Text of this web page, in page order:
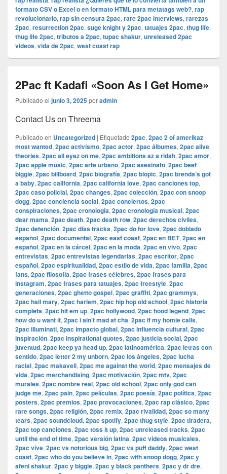
formato CSV o Excel o en formato HTML para metatags web?, rap
revolucionario, rap sin censura 2pac, rare 2pac interviews, rarezas
2pac, resurrection 2pac, suge knight y 2pac, tatuajes 2pac, thug life,
thug life 2pac, tributos a 2pac, tupac shakur, unreleased 2pac
videos, vida de 2pac, west coast rap
2Pac ft Kadafi «Soon As I Get Home»
Publicado el junio 3, 2025poradmin
Contact Us on Threema
Publicado en Uncategorized | Etiquetado 2pac, 2pac 2 of amerikaz
most wanted, 2pac activismo, 2pac actor, 2pac álbumes, 2pac alive
theories, 2pac all eyez on me, 2pac ambitions az a ridah, 2pac amor,
2pac apple music, 2pac arte urbano, 2pac asesinato, 2pac beef
biggie, 2pac billboard, 2pac biografía, 2pac biopic, 2pac brenda’s got
a baby, 2pac california, 2pac california love, 2pac canciones top,
2pac caso policial, 2pac changes, 2pac colección, 2pac con snoop
dogg, 2pac conciencia social, 2pac conciertos, 2pac
conspiraciones, 2pac cronología, 2pac cronología musical, 2pac
dear mama, 2pac death, 2pac death row, 2pac derechos civiles,
2pac detención, 2pac diss tracks, 2pac do for love, 2pac doblado
español, 2pac documental, 2pac east coast, 2pac en BET, 2pac en
español, 2pac en la cárcel, 2pac en la moda, 2pac en vivo, 2pac
entrevistas, 2pac entrevistas legendarias, 2pac escritor, 2pac
español, 2pac espiritualidad, 2pac estilo de vida, 2pac familia, 2pac
fans, 2pac filosofía, 2pac frases célebres, 2pac frases para
instagram, 2pac frases para tatuajes, 2pac freestyle, 2pac
generaciones, 2pac ghetto gospel, 2pac graffiti, 2pac grammys,
2pac hail mary, 2pac harlem, 2pac hip hop old school, 2pac historia
completa, 2pac hit em up, 2pac hollywood, 2pac hood legend, 2pac
how do u want it, 2pac i ain’t mad at cha, 2pac if my homie calls,
2pac illuminati, 2pac impacto global, 2pac influencia cultural, 2pac
inspiración, 2pac inspirational quotes, 2pac justicia social, 2pac
juventud, 2pac keep ya head up, 2pac latinoamérica, 2pac letras con
sentido, 2pac letter 2 my unborn, 2pac los ángeles, 2pac lucha
racial, 2pac makaveli, 2pac me against the world, 2pac mensajes de
vida, 2pac merchandising, 2pac motivación, 2pac mtv, 2pac
murales, 2pac nombre real, 2pac old school, 2pac only god can
judge me, 2pac pain, 2pac películas, 2pac poesía, 2pac política, 2pac
posters, 2pac premios, 2pac provocaciones, 2pac rap clásico, 2pac
rare songs, 2pac religión, 2pac remix, 2pac rivalidad, 2pac so many
tears, 2pac soundcloud, 2pac spotify, 2pac thug style, 2pac tiradera,
2pac top canciones, 2pac toss it up, 2pac unreleased tracks, 2pac
until the end of time, 2pac versión latina, 2pac videos musicales,
2pac vive, 2pac vs notorious big, 2pac vs puff daddy, 2pac west
coast, 2pac who do you believe in, 2pac with snoop dogg, 2pac y
afeni shakur, 2pac y biggie, 2pac y black panthers, 2pac y dr dre,